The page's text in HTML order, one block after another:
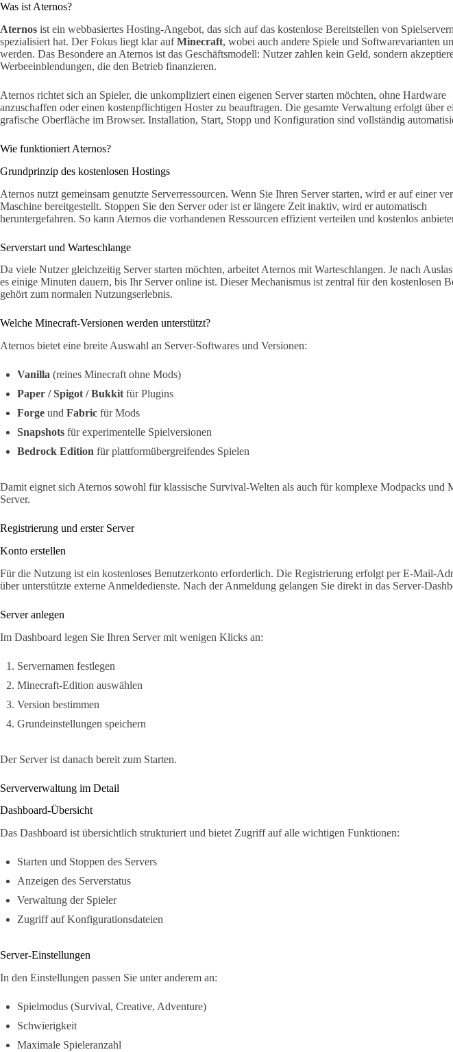
Was ist Aternos?
Aternos ist ein webbasiertes Hosting-Angebot, das sich auf das kostenlose Bereitstellen von Spielservern
spezialisiert hat. Der Fokus liegt klar aufMinecraft, wobei auch andere Spiele und Softwarevarianten
werden. Das Besondere an Aternos ist das Geschäftsmodell: Nutzer zahlen kein Geld, sondern
Werbeeinblendungen, die den Betrieb finanzieren.
Aternos richtet sich an Spieler, die unkompliziert einen eigenen Server starten möchten, ohne Hardware
anzuschaffen oder einen kostenpflichtigen Hoster zu beauftragen. Die gesamte Verwaltung erfolgt über
grafische Oberfläche im Browser. Installation, Start, Stopp und Konfiguration sind vollständig
Wie funktioniert Aternos?
Grundprinzip des kostenlosen Hostings
Aternos nutzt gemeinsam genutzte Serverressourcen. Wenn Sie Ihren Server starten, wird er auf einer
Maschine bereitgestellt. Stoppen Sie den Server oder ist er längere Zeit inaktiv, wird er automatisch
heruntergefahren. So kann Aternos die vorhandenen Ressourcen effizient verteilen und kostenlos
Serverstart und Warteschlange
Da viele Nutzer gleichzeitig Server starten möchten, arbeitet Aternos mit Warteschlangen. Je nach
es einige Minuten dauern, bis Ihr Server online ist. Dieser Mechanismus ist zentral für den kostenlosen
gehört zum normalen Nutzungserlebnis.
Welche Minecraft-Versionen werden unterstützt?
Aternos bietet eine breite Auswahl an Server-Softwares und Versionen:
Vanilla (reines Minecraft ohne Mods)
Paper / Spigot / Bukkit für Plugins
Forge und Fabric für Mods
Snapshots für experimentelle Spielversionen
Bedrock Edition für plattformübergreifendes Spielen
Damit eignet sich Aternos sowohl für klassische Survival-Welten als auch für komplexe Modpacks und
Server.
Registrierung und erster Server
Konto erstellen
Für die Nutzung ist ein kostenloses Benutzerkonto erforderlich. Die Registrierung erfolgt per E-Mail-
über unterstützte externe Anmeldedienste. Nach der Anmeldung gelangen Sie direkt in das Server-
Server anlegen
Im Dashboard legen Sie Ihren Server mit wenigen Klicks an:
Servernamen festlegen
Minecraft-Edition auswählen
Version bestimmen
Grundeinstellungen speichern
Der Server ist danach bereit zum Starten.
Serververwaltung im Detail
Dashboard-Übersicht
Das Dashboard ist übersichtlich strukturiert und bietet Zugriff auf alle wichtigen Funktionen:
Starten und Stoppen des Servers
Anzeigen des Serverstatus
Verwaltung der Spieler
Zugriff auf Konfigurationsdateien
Server-Einstellungen
In den Einstellungen passen Sie unter anderem an:
Spielmodus (Survival, Creative, Adventure)
Schwierigkeit
Maximale Spieleranzahl